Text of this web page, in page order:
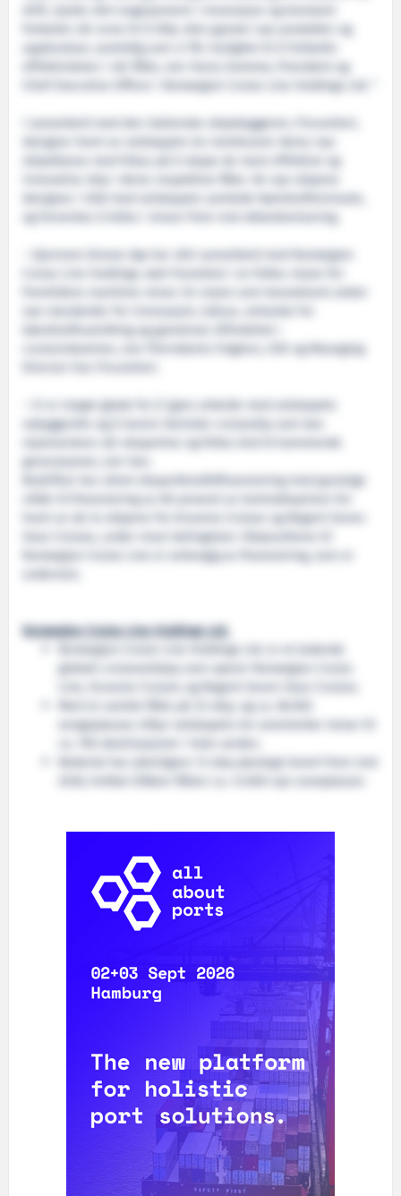
drift, styrke vårt engasjement i innovasjon og konstant
forbedre vår evne til å tilby våre gjester nye produkter og
opplevelser, samtidig som vi får mulighet til å forbedre
effektiviteten i vår flåte, sier Harry Sommer, President og
Chief Executive Officer i Norwegian Cruise Line Holdings Ltd. "
I samarbeid med den italienske skipsbyggeren, Fincantieri,
designer hvert av selskapets tre merkevarer deres nye
skipsklasse med fokus på å skape de mest effektive og
innovative skip i deres respektive flåte. De nye skipene
designes i tråd med selskapets samlede bærekraftsinnsats,
– Gjennom årenes løp har vårt samarbeid med Norwegian
Cruise Line Holdings vært forankret i en felles visjon for
bærekraftsutvikling og gjestenes tilfredshet i
cruiseindustrien, sier Pierroberto Folgiero, CEO og Managing
– Vi er meget glade for å igjen arbeide med selskapets
nybyggordre og å levere ikoniske cruiseskip som kan
representere vår ekspertise og felles ånd til kommende
generasjoner, sier han.
Bedriften har sikret eksportkredittfinansiering med gunstige
hvert av de to skipene fra Oceania Cruises og Regent Seven
Seas Cruises, under visse betingelser. Skipsordrene til
Norwegian Cruise Line er avhengig av finansiering, som er
Norwegian Cruise Line Holdings Ltd.
Norwegian Cruise Line Holdings Ltd. er et ledende
globalt cruiseselskap som operer Norwegian Cruise
Line, Oceania Cruises og Regent Seven Seas Cruises.
sengeplasser, tilbyr selskapets tre varemerker reiser til
Rederiet har ytterligere 13 skip planlagt levert frem mot
2036, hvilket tilfører flåten ca. 41.000 nye soveplasser.